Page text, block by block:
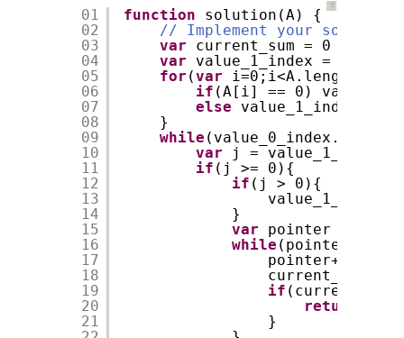
？
01
02
03
04
05
06
07
08
09
10
11
12
13
14
15
16
17
18
19
20
21
function
solution(A) {
// Implement your solution
var
current_sum = 0
var
value_1_index = [],
for (var
if (A[i] == 0)
else
}
while
var
j =
if (j >= 0){
if (j > 0){
}
var
pointer = 0
while (pointer <
pointer++
current_sum++
if (current_sum
return
}